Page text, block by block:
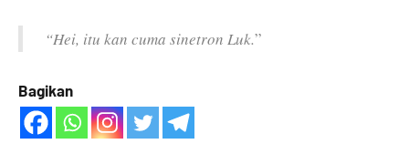
“Hei, itu kan cuma sinetron Luk.”
Bagikan